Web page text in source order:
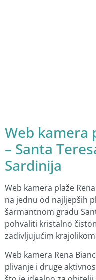
Web kamera
– Santa
Sardinija
Web kamera plaže
na jednu od najljepših
šarmantnom gradu
pohvaliti kristalno
zadivljujućim krajolikom.
Web kamera Rena
plivanje i druge